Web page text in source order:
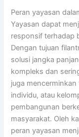
Peran yayasan
Yayasan dapat
responsif terhadap
Dengan tujuan
solusi jangka
kompleks dan
juga
individu, atau
pembangunan
masyarakat. Oleh
peran yayasan